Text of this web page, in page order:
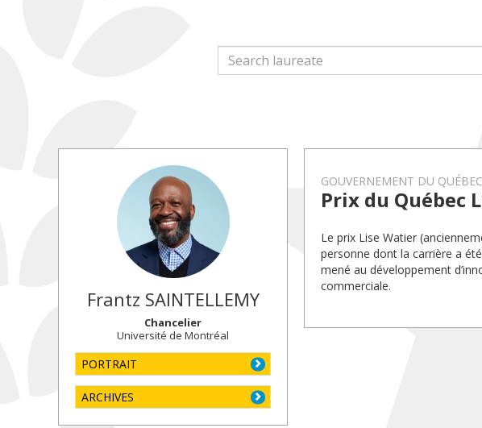
Frantz SAINTELLEMY
Chancelier
Université de Montréal
PORTRAIT
ARCHIVES
GOUVERNEMENT DU QUÉBEC
Prix du Québec
Le prix Lise Watier
personne dont la carrière a
mené au développement
commerciale.